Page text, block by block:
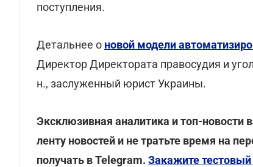
поступления.
Детальнее о новой модели
Директор Директората правосудия и
н., заслуженный юрист Украины.
Эксклюзивная аналитика и топ-новости
ленту новостей и не тратьте время на
получать в Telegram. Закажите тестовый